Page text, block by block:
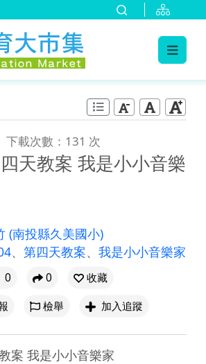
下載次數：131 次
天教案 我是小小音樂
(南投縣久美國小)
、 第四天教案、 我是小小音樂家
0 0
收藏
檢舉 加入追蹤
案 我是小小音樂家